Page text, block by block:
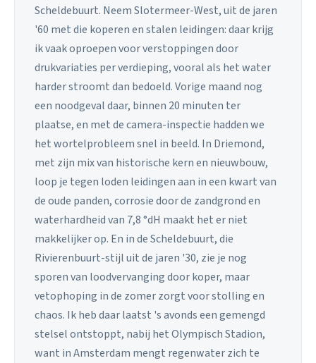
Scheldebuurt. Neem Slotermeer-West, uit de jaren
'60 met die koperen en stalen leidingen: daar krijg
ik vaak oproepen voor verstoppingen door
drukvariaties per verdieping, vooral als het water
harder stroomt dan bedoeld. Vorige maand nog
een noodgeval daar, binnen 20 minuten ter
plaatse, en met de camera-inspectie hadden we
het wortelprobleem snel in beeld. In Driemond,
met zijn mix van historische kern en nieuwbouw,
loop je tegen loden leidingen aan in een kwart van
de oude panden, corrosie door de zandgrond en
waterhardheid van 7,8 °dH maakt het er niet
makkelijker op. En in de Scheldebuurt, die
Rivierenbuurt-stijl uit de jaren '30, zie je nog
sporen van loodvervanging door koper, maar
vetophoping in de zomer zorgt voor stolling en
chaos. Ik heb daar laatst 's avonds een gemengd
stelsel ontstoppt, nabij het Olympisch Stadion,
want in Amsterdam mengt regenwater zich te